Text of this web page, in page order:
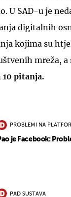
U SAD-u je
digitalnih
kojima su
mreža, a
pitanja.
PROBLEMI NA
je Facebook:
PAD SUSTAVA